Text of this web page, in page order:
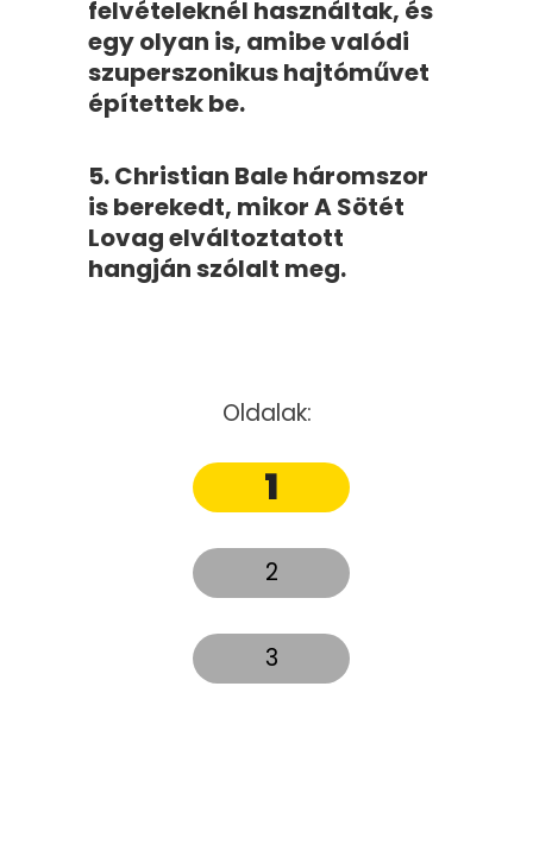
felvételeknél használtak, és
egy olyan is, amibe valódi
szuperszonikus hajtóművet
építettek be.
5. Christian Bale háromszor
is berekedt, mikor A Sötét
Lovag elváltoztatott
hangján szólalt meg.
Oldalak:
1
2
3